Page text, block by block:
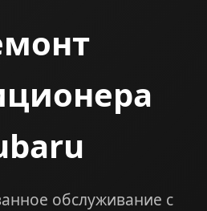
обслуживание с